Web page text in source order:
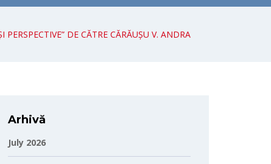
DE CĂTRE CĂRĂUȘU V. ANDRA
Arhivă
July 2026